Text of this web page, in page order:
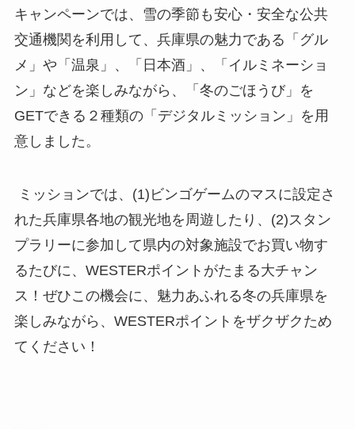
キャンペーンでは、雪の季節も安心・安全な公共
交通機関を利用して、兵庫県の魅力である「グル
メ」や「温泉」、「日本酒」、「イルミネーショ
ン」などを楽しみながら、「冬のごほうび」を
GETできる２種類の「デジタルミッション」を用
意しました。
ミッションでは、(1)ビンゴゲームのマスに設定さ
れた兵庫県各地の観光地を周遊したり、(2)スタン
プラリーに参加して県内の対象施設でお買い物す
るたびに、WESTERポイントがたまる大チャン
ス！ぜひこの機会に、魅力あふれる冬の兵庫県を
楽しみながら、WESTERポイントをザクザクため
てください！